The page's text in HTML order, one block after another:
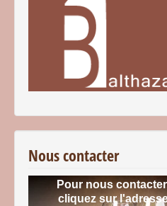
Nous contacter
Pour nous
cliquez sur